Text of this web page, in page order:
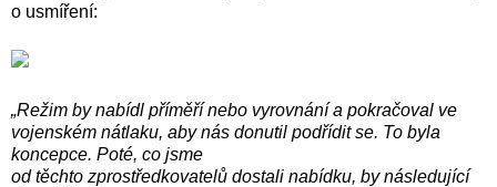
o usmíření:
„Režim by nabídl příměří nebo vyrovnání a pokračoval ve
vojenském nátlaku, aby nás donutil podřídit se. To byla
koncepce. Poté, co jsme
od těchto zprostředkovatelů dostali nabídku, by následující